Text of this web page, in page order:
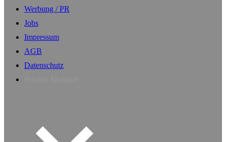
Werbung / PR
Jobs
Impressum
AGB
Datenschutz